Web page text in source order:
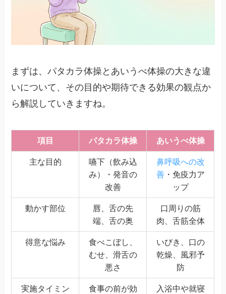
まずは、パタカラ体操とあいうべ体操の大きな違
いについて、その目的や期待できる効果の観点か
ら解説していきますね。
項目 パタカラ体操 あいうべ体操
主な目的
嚥下（飲み込
み）・発音の
改善
鼻呼吸への改
善・免疫力ア
ップ
動かす部位
唇、舌の先
端、舌の奥
口周りの筋
肉、舌筋全体
得意な悩み
食べこぼし、
むせ、滑舌の
悪さ
いびき、口の
乾燥、風邪予
防
実施タイミン
食事の前が効
入浴中や就寝